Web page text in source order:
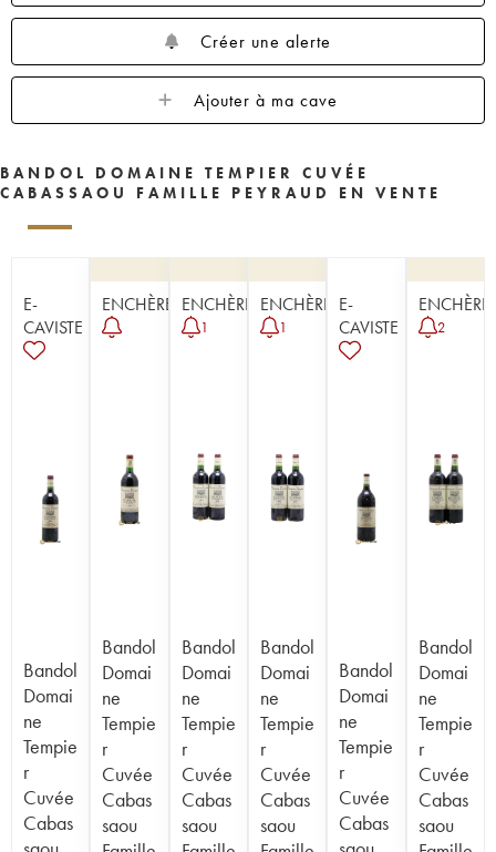
Créer une alerte
Ajouter à ma cave
BANDOL DOMAINE TEMPIER CUVÉE
CABASSAOU FAMILLE PEYRAUD EN VENTE
E-
CAVISTE
Bandol
Domai
ne
Tempie
r
Cuvée
Cabas
ENCHÈRE
Bandol
Domai
ne
Tempie
r
Cuvée
Cabas
saou
ENCHÈRE
1
Bandol
Domai
ne
Tempie
r
Cuvée
Cabas
saou
ENCHÈRE
1
Bandol
Domai
ne
Tempie
r
Cuvée
Cabas
saou
E-
CAVISTE
Bandol
Domai
ne
Tempie
r
Cuvée
Cabas
ENCHÈRE
2
Bandol
Domai
ne
Tempie
r
Cuvée
Cabas
saou